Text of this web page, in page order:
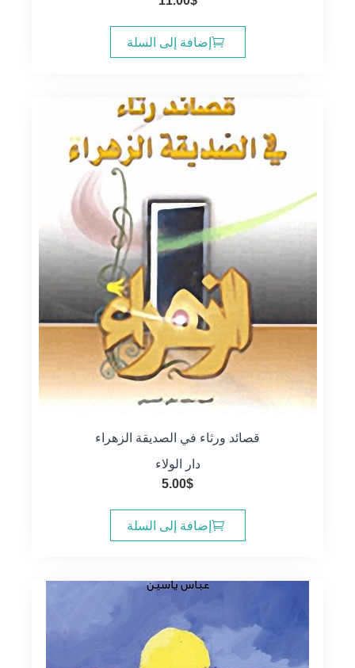
إضافة إلى السلة
قصائد ورثاء في الصديقة الزهراء
دار الولاء
5.00$
إضافة إلى السلة